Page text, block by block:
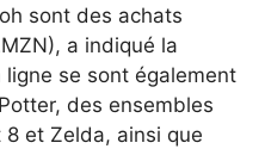
sont des achats
a indiqué la
se sont également
des ensembles
et Zelda, ainsi que